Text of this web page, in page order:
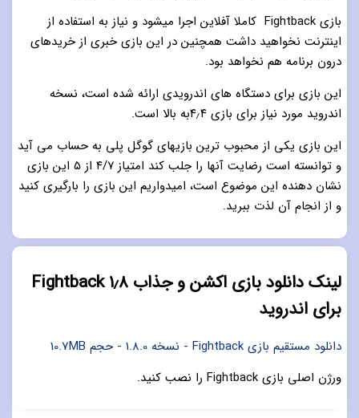
بازی Fightback کاملا آفلاین اجرا میشود و نیاز به استفاده از
اینترنت نخواهید داشت همچنین در این بازی خبری از خریدهای
درون برنامه هم نخواهد بود.
این بازی برای دستگاه های اندرویدی ارائه شده است، نسخه
اندروید مورد نیاز برای بازی ۴٫۴به بالا است.
این بازی یکی از محبوب ترین بازیهای گوگل پلی به حساب می آید
و توانسته است رضایت آنها را جلب کند امتیاز ۴/۷ از ۵ این بازی
نشان دهنده این موضوع است، امیدواریم این بازی را بارگیری کنید
و از انجام آن لذت ببرید.
لینک دانلود بازی اکشن و جذاب ۱٫۸ Fightback
برای اندروید
دانلود مستقیم بازی Fightback - نسخه 1.8.0 - حجم 10.7MB
ورژن اصلی بازی Fightback را نصب کنید.